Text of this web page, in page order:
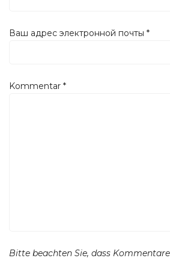
Ваш адрес электронной почты *
Kommentar *
Bitte beachten Sie, dass